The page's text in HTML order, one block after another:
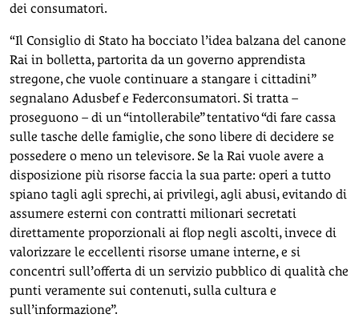
dei consumatori.
“Il Consiglio di Stato ha bocciato l’idea balzana del canone
Rai in bolletta, partorita da un governo apprendista
stregone, che vuole continuare a stangare i cittadini”
segnalano Adusbef e Federconsumatori. Si tratta –
proseguono – di un “intollerabile” tentativo “di fare cassa
sulle tasche delle famiglie, che sono libere di decidere se
possedere o meno un televisore. Se la Rai vuole avere a
disposizione più risorse faccia la sua parte: operi a tutto
spiano tagli agli sprechi, ai privilegi, agli abusi, evitando di
assumere esterni con contratti milionari secretati
direttamente proporzionali ai flop negli ascolti, invece di
valorizzare le eccellenti risorse umane interne, e si
concentri sull’offerta di un servizio pubblico di qualità che
punti veramente sui contenuti, sulla cultura e
sull’informazione”.